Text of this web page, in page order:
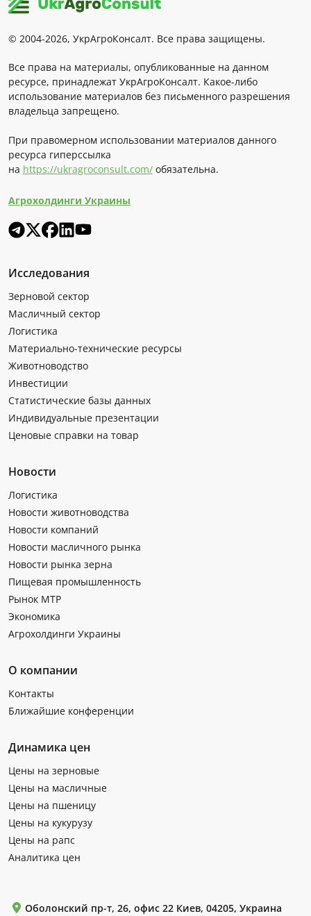
© 2004-2026, УкрАгроКонсалт. Все права защищены.
Все права на материалы, опубликованные на данном
ресурсе, принадлежат УкрАгроКонсалт. Какое-либо
использование материалов без письменного разрешения
владельца запрещено.
При правомерном использовании материалов данного
ресурса гиперссылка
на https://ukragroconsult.com/ обязательна.
Агрохолдинги Украины
Исследования
Зерновой сектор
Масличный сектор
Логистика
Материально-технические ресурсы
Животноводство
Инвестиции
Статистические базы данных
Индивидуальные презентации
Ценовые справки на товар
Новости
Логистика
Новости животноводства
Новости компаний
Новости масличного рынка
Новости рынка зерна
Пищевая промышленность
Рынок МТР
Экономика
Агрохолдинги Украины
О компании
Контакты
Ближайшие конференции
Динамика цен
Цены на зерновые
Цены на масличные
Цены на пшеницу
Цены на кукурузу
Цены на рапс
Аналитика цен
Оболонский пр-т, 26, офис 22 Киев, 04205, Украина